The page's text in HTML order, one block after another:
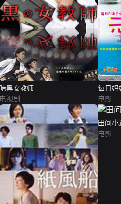
暗黑女教师
电视剧
每日妈
电影
田间小
电影